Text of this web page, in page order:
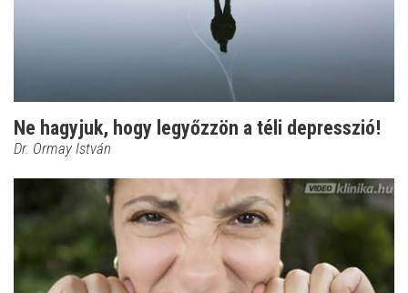
Ne hagyjuk, hogy legyőzzön a téli depresszió!
Dr. Ormay István